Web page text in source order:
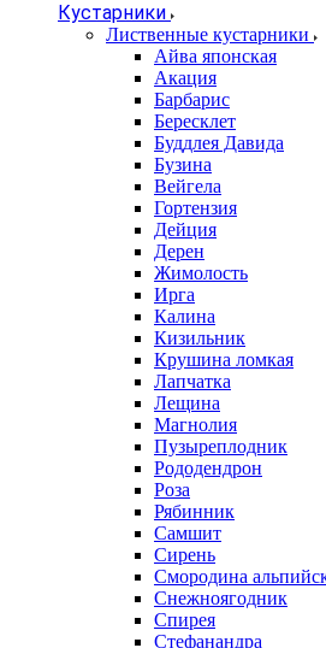
Кустарники
Лиственные кустарники
Айва японская
Акация
Барбарис
Бересклет
Буддлея Давида
Бузина
Вейгела
Гортензия
Дейция
Дерен
Жимолость
Ирга
Калина
Кизильник
Крушина ломкая
Лапчатка
Лещина
Магнолия
Пузыреплодник
Рододендрон
Роза
Рябинник
Самшит
Сирень
Смородина
Снежноягодник
Спирея
Стефанандра